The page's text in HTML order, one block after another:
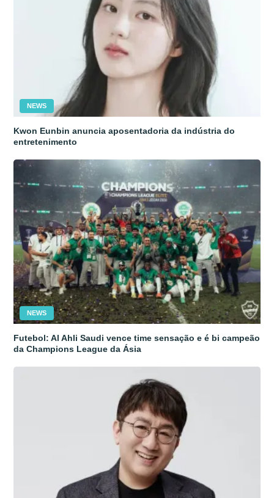
NEWS
Kwon Eunbin anuncia aposentadoria da indústria do
entretenimento
NEWS
Futebol: Al Ahli Saudi vence time sensação e é bi campeão
da Champions League da Ásia